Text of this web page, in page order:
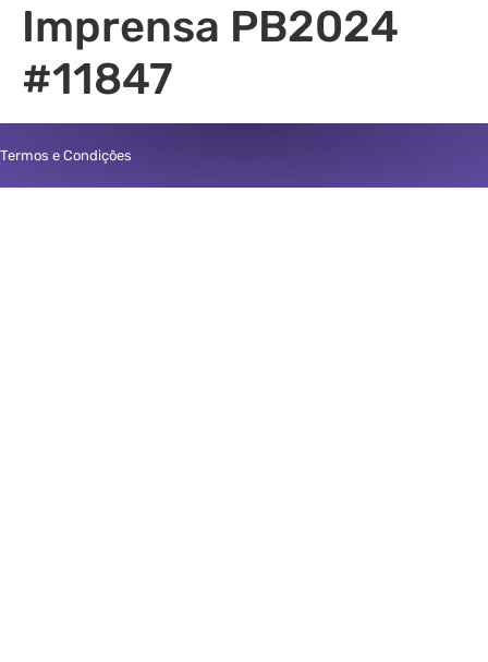
Imprensa PB2024
#11847
Termos e Condições